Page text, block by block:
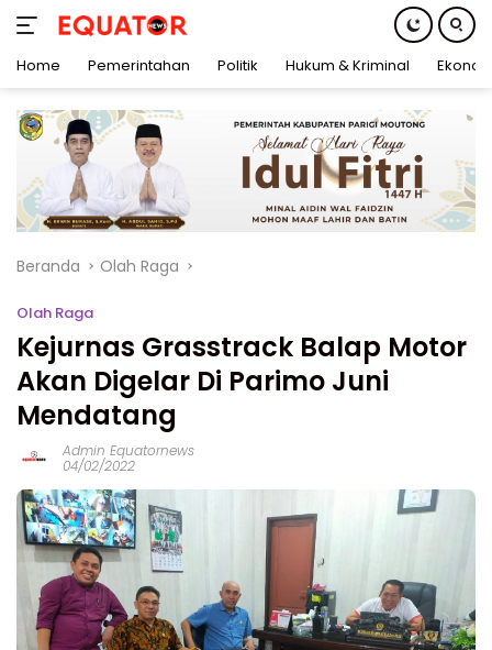
konten
Home Pemerintahan Politik Hukum & Kriminal
Beranda Olah Raga
Olah Raga
Kejurnas Grasstrack Balap Motor
Akan Digelar Di Parimo Juni
Mendatang
Admin Equatornews
04/02/2022